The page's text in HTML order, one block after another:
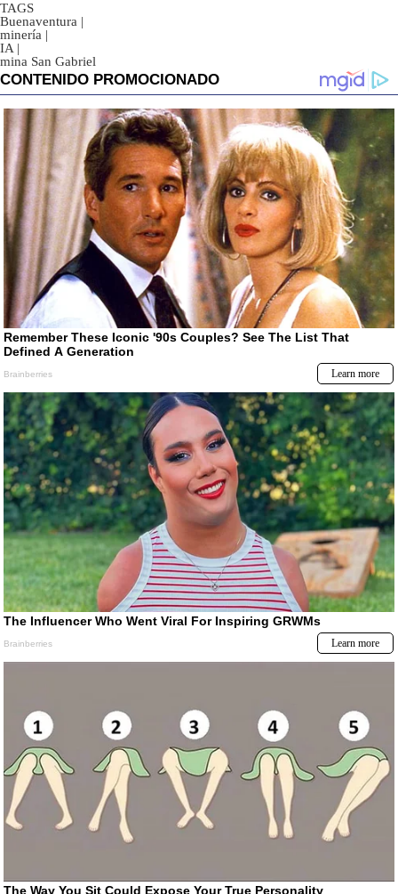
TAGS
Buenaventura |
minería |
IA |
mina San Gabriel